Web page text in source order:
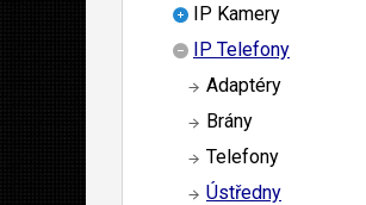
IP Kamery
IP Telefony
Adaptéry
Brány
Telefony
Ústředny